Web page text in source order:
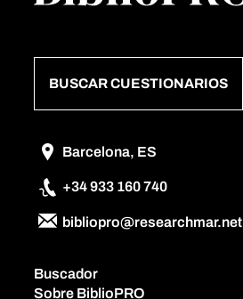
BUSCAR CUESTIONARIOS
Barcelona, ES
+34 933 160 740
bibliopro@researchmar.net
Buscador
Sobre BiblioPRO